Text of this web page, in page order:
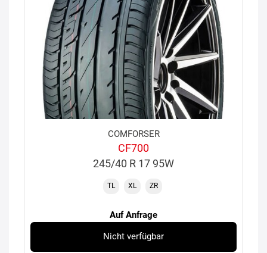
COMFORSER
CF700
245/40 R 17 95W
TL XL ZR
Auf Anfrage
Nicht verfügbar